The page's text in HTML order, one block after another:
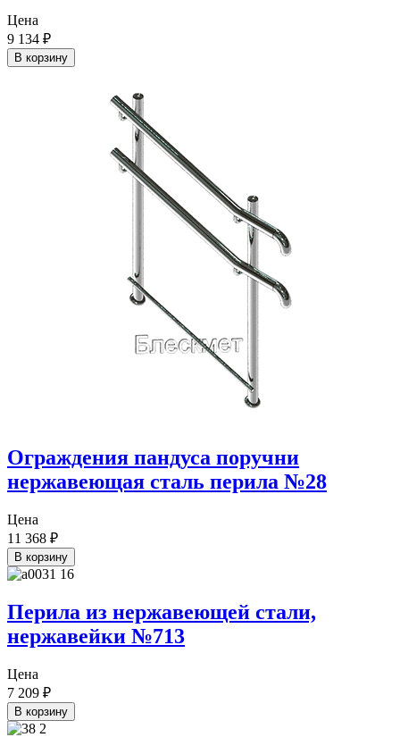
Цена
9 134 ₽
В корзину
Ограждения пандуса поручни
нержавеющая сталь перила №28
Цена
11 368 ₽
В корзину
Перила из нержавеющей стали,
нержавейки №713
Цена
7 209 ₽
В корзину